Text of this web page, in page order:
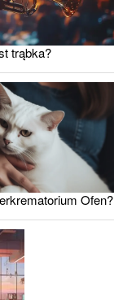
trąbka?
Ofen?